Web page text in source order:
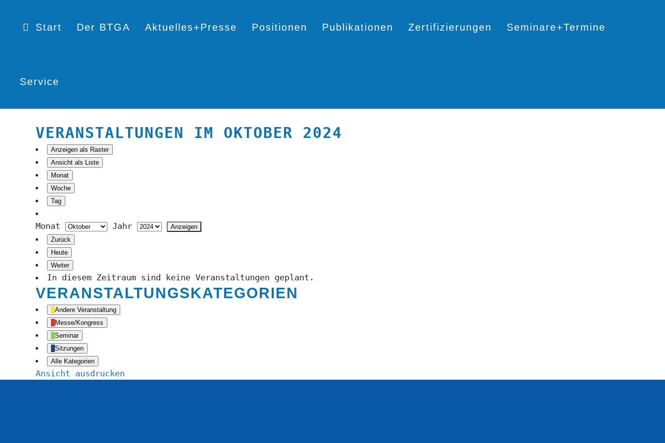
Start Der BTGA Aktuelles+Presse Positionen Publikationen Zertifizierungen Seminare+Termine
Service
VERANSTALTUNGEN IM OKTOBER 2024
Anzeigen als Raster
Ansicht als Liste
Monat
Woche
Tag
Monat Jahr
Zurück
Heute
Weiter
In diesem Zeitraum sind keine Veranstaltungen geplant.
VERANSTALTUNGSKATEGORIEN
Andere Veranstaltung
Messe/Kongress
Seminar
Sitzungen
Alle Kategorien
Ansicht ausdrucken